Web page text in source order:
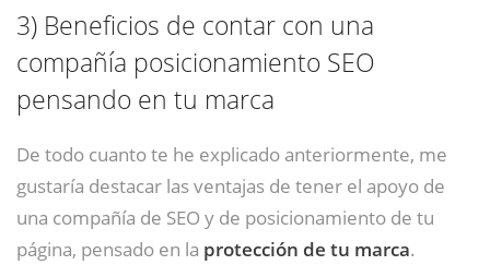
3) Beneficios de contar con una
compañía posicionamiento SEO
pensando en tu marca
De todo cuanto te he explicado anteriormente, me
gustaría destacar las ventajas de tener el apoyo de
una compañía de SEO y de posicionamiento de tu
página, pensado en la protección de tu marca.